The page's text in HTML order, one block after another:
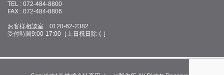
TEL : 072-484-8800
FAX : 072-484-8806
お客様相談室 0120-62-2382
受付時間9:00-17:00［土日祝日除く］